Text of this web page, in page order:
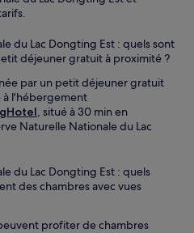
du Lac Dongting Est : quels sont
déjeuner gratuit à proximité ?
par un petit déjeuner gratuit
à l'hébergement
, situé à 30 min en
Naturelle Nationale du Lac
du Lac Dongting Est : quels
des chambres avec vues
profiter de chambres